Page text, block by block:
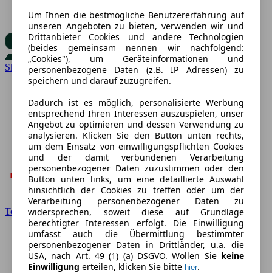
Skoda
Toyota
Um Ihnen die bestmögliche Benutzererfahrung auf
unseren Angeboten zu bieten, verwenden wir und
Drittanbieter Cookies und andere Technologien
(beides gemeinsam nennen wir nachfolgend:
„Cookies"), um Geräteinformationen und
personenbezogene Daten (z.B. IP Adressen) zu
speichern und darauf zuzugreifen.
Dadurch ist es möglich, personalisierte Werbung
entsprechend Ihren Interessen auszuspielen, unser
Angebot zu optimieren und dessen Verwendung zu
analysieren. Klicken Sie den Button unten rechts,
um dem Einsatz von einwilligungspflichten Cookies
und der damit verbundenen Verarbeitung
personenbezogener Daten zuzustimmen oder den
Button unten links, um eine detaillierte Auswahl
hinsichtlich der Cookies zu treffen oder um der
Verarbeitung personenbezogener Daten zu
widersprechen, soweit diese auf Grundlage
berechtigter Interessen erfolgt. Die Einwilligung
umfasst auch die Übermittlung bestimmter
personenbezogener Daten in Drittländer, u.a. die
USA, nach Art. 49 (1) (a) DSGVO. Wollen Sie keine
Einwilligung erteilen, klicken Sie bitte hier.